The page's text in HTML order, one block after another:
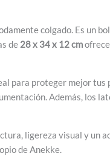
colgado. Es un
de 28 x 34 x 12 cm
para proteger mejor tus
Además, los
ligereza visual y un
de Anekke.